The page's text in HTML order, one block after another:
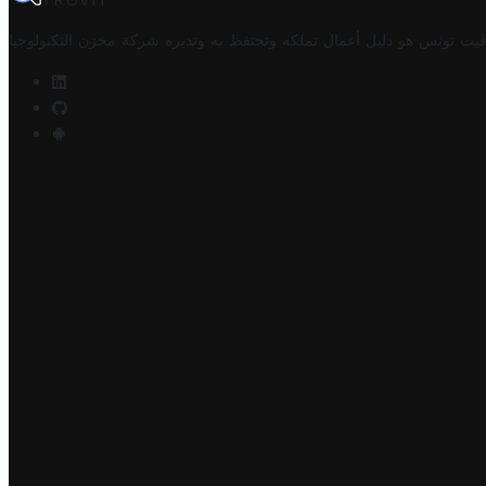
تونس هو دليل أعمال تملكه وتحتفظ به وتديره شركة مخزن التكنولوجيا